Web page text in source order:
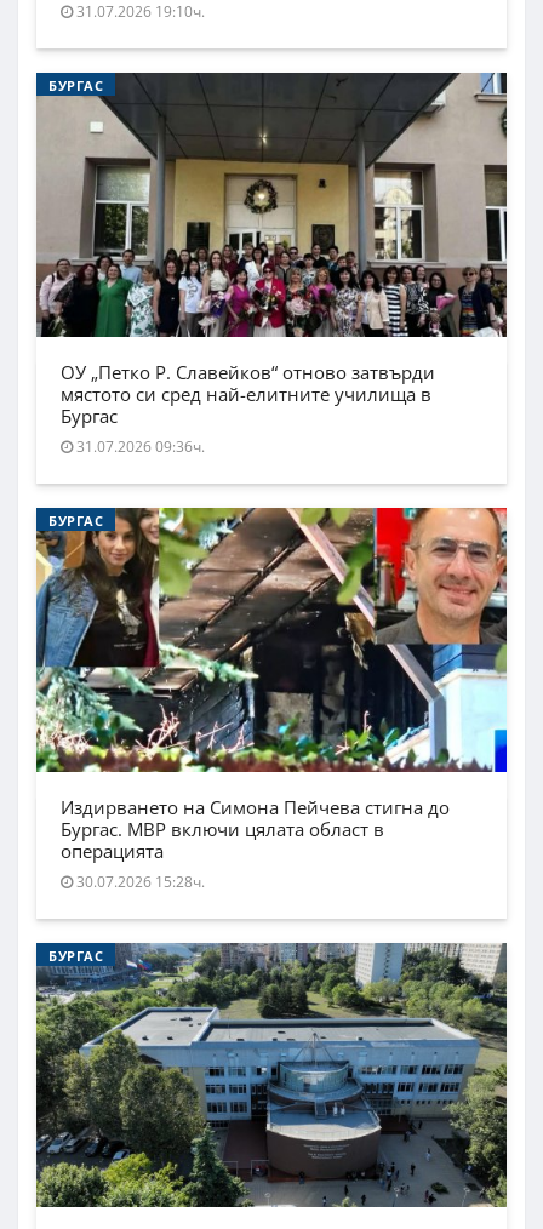
31.07.2026 19:10ч.
БУРГАС
ОУ „Петко Р. Славейков“ отново затвърди
мястото си сред най-елитните училища в
Бургас
31.07.2026 09:36ч.
БУРГАС
Издирването на Симона Пейчева стигна до
Бургас. МВР включи цялата област в
операцията
30.07.2026 15:28ч.
БУРГАС